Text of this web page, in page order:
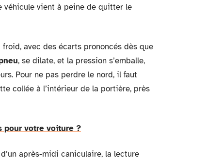
véhicule vient à peine de quitter le
froid, avec des écarts prononcés dès que
, se dilate, et la pression s’emballe,
Pour ne pas perdre le nord, il faut
collée à l’intérieur de la portière, près
pour votre voiture ?
après-midi caniculaire, la lecture